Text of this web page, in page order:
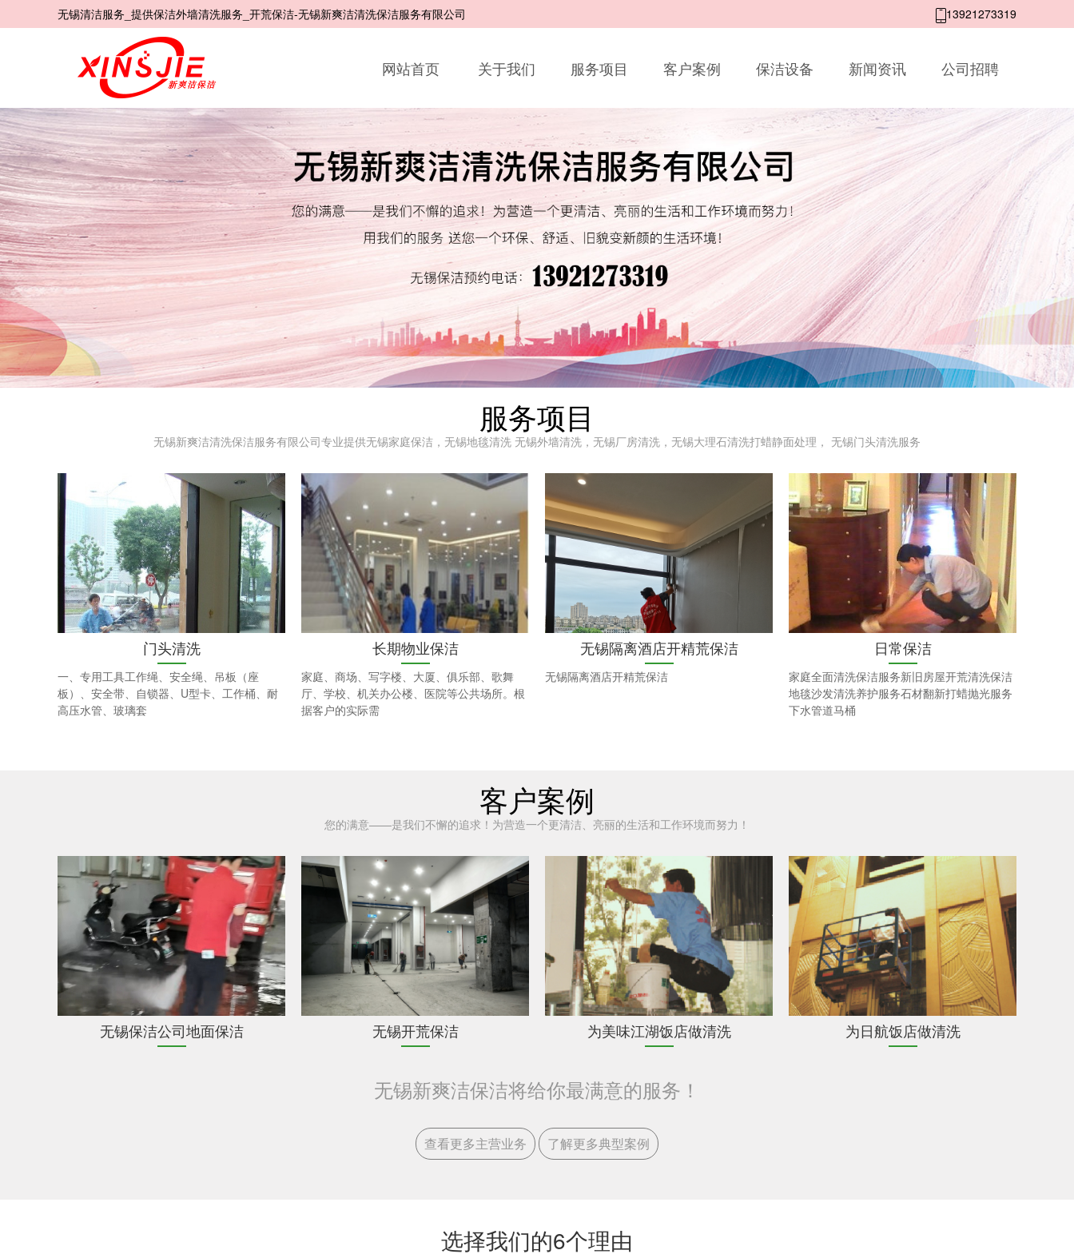
无锡清洁服务_提供保洁外墙清洗服务_开荒保洁-无锡新爽洁清洗保洁服务有限公司 13921273319
网站首页 关于我们 服务项目 客户案例 保洁设备 新闻资讯 公司招聘
服务项目
无锡新爽洁清洗保洁服务有限公司专业提供无锡家庭保洁，无锡地毯清洗 无锡外墙清洗，无锡厂房清洗，无锡大理石清洗打蜡静面处理， 无锡门头清洗服务
门头清洗
一、专用工具工作绳、安全绳、吊板（座
板）、安全带、自锁器、U型卡、工作桶、耐
高压水管、玻璃套
长期物业保洁
家庭、商场、写字楼、大厦、俱乐部、歌舞
厅、学校、机关办公楼、医院等公共场所。根
据客户的实际需
无锡隔离酒店开精荒保洁
无锡隔离酒店开精荒保洁
日常保洁
家庭全面清洗保洁服务新旧房屋开荒清洗保洁
地毯沙发清洗养护服务石材翻新打蜡抛光服务
下水管道马桶
客户案例
您的满意——是我们不懈的追求！为营造一个更清洁、亮丽的生活和工作环境而努力！
无锡保洁公司地面保洁 无锡开荒保洁 为美味江湖饭店做清洗 为日航饭店做清洗
无锡新爽洁保洁将给你最满意的服务！
查看更多主营业务 了解更多典型案例
选择我们的6个理由